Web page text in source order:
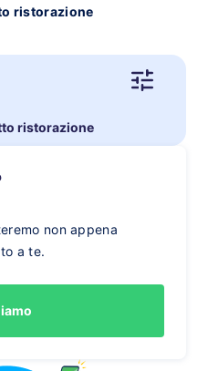
ristorazione
ristorazione
non appena
a te.